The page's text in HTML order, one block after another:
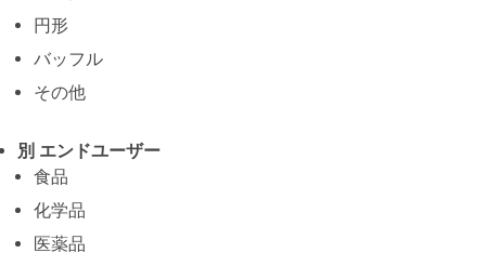
円形
バッフル
その他
別 エンドユーザー
食品
化学品
医薬品